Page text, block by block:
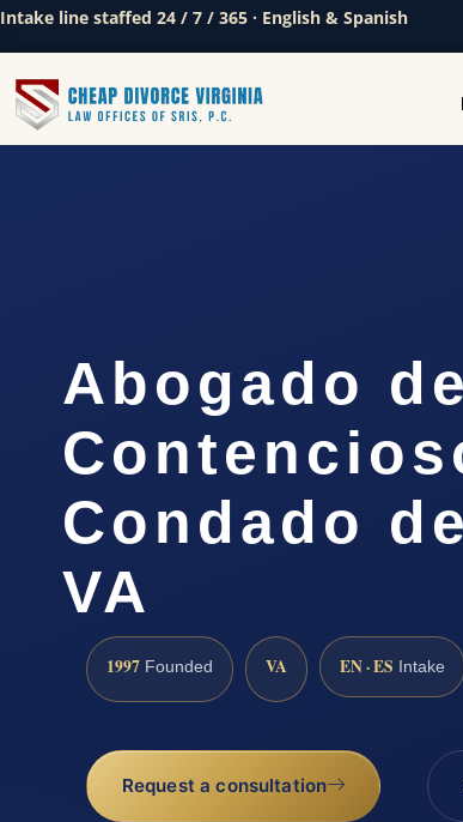
Intake line staffed 24 / 7 / 365 · English & Spanish
Abogado
Condado
VA
1997 Founded VA EN · ES Intake
Request a consultation